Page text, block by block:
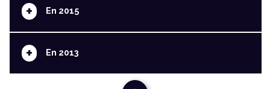
+ En 2015
+ En 2013